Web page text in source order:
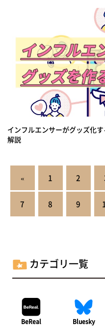
インフルエンサーがグッズ化
解説
投
稿
の
ペ
ジ
送
り
« 1 2
7 8 9
カテゴリ一覧
BeReal Bluesky